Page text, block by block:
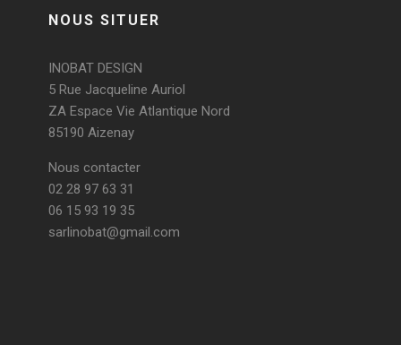
NOUS SITUER
INOBAT DESIGN
5 Rue Jacqueline Auriol
ZA Espace Vie Atlantique Nord
85190 Aizenay
Nous contacter
02 28 97 63 31
06 15 93 19 35
sarlinobat@gmail.com